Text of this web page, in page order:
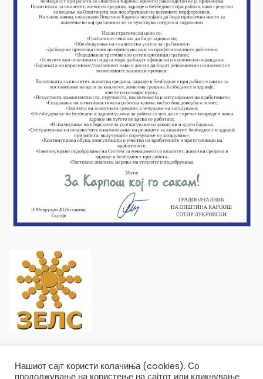
Нашиот сајт користи колачиња (cookies). Со
продолжување на користење на сајтот или кликнување